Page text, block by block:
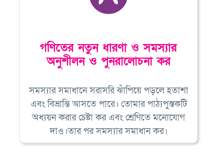
গণিতের নতুন ধারণা ও সমস্যার
অনুশীলন ও পুনরালোচনা কর
সমস্যার সমাধানে সরাসরি ঝাঁপিয়ে পড়লে হতাশা
এবং বিভ্রান্তি আসতে পারে। তোমার পাঠ্যপুস্তকটি
অধ্যয়ন করার চেষ্টা কর এবং শ্রেণিতে মনোযোগ
দাও।তার পর সমস্যার সমাধান কর।